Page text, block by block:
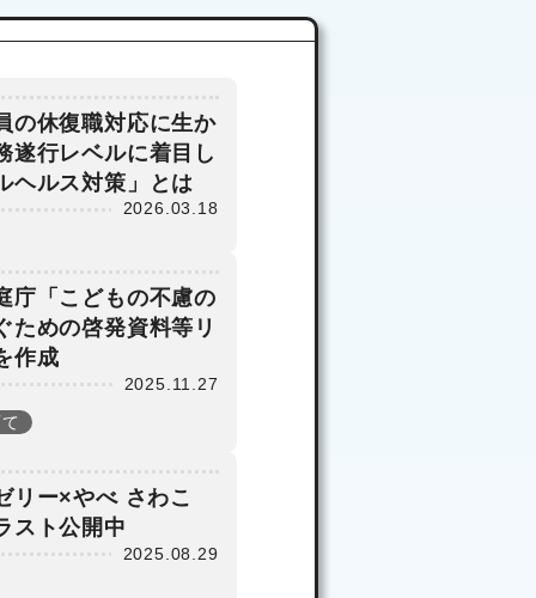
の休復職対応に生か
遂行レベルに着目し
ヘルス対策」とは
2026.03.18
庁「こどもの不慮の
ための啓発資料等リ
作成
2025.11.27
リー×やべ さわこ
スト公開中
2025.08.29
サ）1（イ）】
省が8月21日
シンポジウ
ムを開催
東大 食塩摂取量
が多い食事の状況